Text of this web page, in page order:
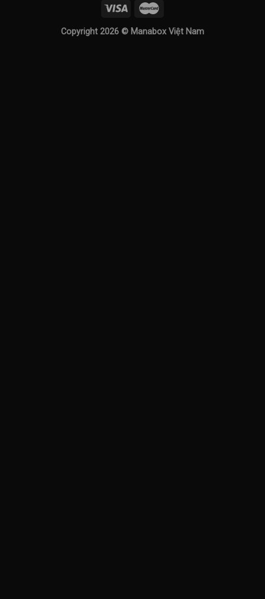
Copyright 2026 © Manabox Việt Nam